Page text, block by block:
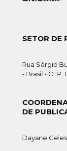
SETOR DE
Rua Sérgio
- Brasil - CEP:
DE
Dayane